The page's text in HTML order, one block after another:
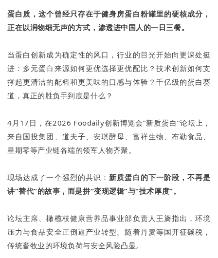
蛋白质，这个曾经只存在于健身房蛋白粉罐里的硬核成分，
正在以润物细无声的方式，渗透进中国人的一日三餐。
当蛋白创新成为确定性的风口，行业的目光开始向更深处挺
进：多元蛋白来源如何更优选择更优配比？技术创新如何支
撑起更清洁的配料和更美味的口感与体验？千亿级的蛋白赛
道，真正的胜负手到底是什么？
4月17日，在2026 Foodaily创新博览会“新质蛋白”论坛上，
来自国投集团、道夫子、安琪酵母、富祥生物、布勒食品、
星期零等产业链各端的领军人物齐聚。
现场达成了一个强烈的共识： 新质蛋白的下一阶段，不再是
讲“替代”的故事，而是拼“变现逻辑”与“技术厚度”。
论坛主席、橄榄枝健康营养品事业部负责人王旖指出，环境
压力与食品安全正倒逼产业转型。随着丹麦等国开征碳税，
传统畜牧业的环境负荷与安全风险凸显。